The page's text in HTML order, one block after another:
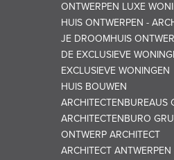
ONTWERPEN LUXE
HUIS ONTWERPEN -
JE DROOMHUIS
DE EXCLUSIEVE
EXCLUSIEVE WONINGEN
HUIS BOUWEN
ARCHITECTENBUREAUS
ARCHITECTENBURO
ONTWERP ARCHITECT
ARCHITECT